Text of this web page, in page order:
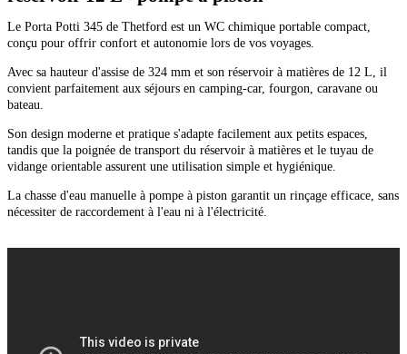
Le Porta Potti 345 de Thetford est un WC chimique portable compact,
conçu pour offrir confort et autonomie lors de vos voyages.
Avec sa hauteur d'assise de 324 mm et son réservoir à matières de 12 L, il
convient parfaitement aux séjours en camping-car, fourgon, caravane ou
bateau.
Son design moderne et pratique s'adapte facilement aux petits espaces,
tandis que la poignée de transport du réservoir à matières et le tuyau de
vidange orientable assurent une utilisation simple et hygiénique.
La chasse d'eau manuelle à pompe à piston garantit un rinçage efficace, sans
nécessiter de raccordement à l'eau ni à l'électricité.